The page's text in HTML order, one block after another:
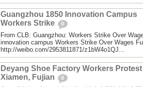
Guangzhou 1850 Innovation Campus
Workers Strike
0
From CLB: Guangzhou: Workers Strike Over
innovation campus Workers Strike Over Wages
http://weibo.com/2953811871/z1bW4o1QJ...
Deyang Shoe Factory Workers
Xiamen, Fujian
0